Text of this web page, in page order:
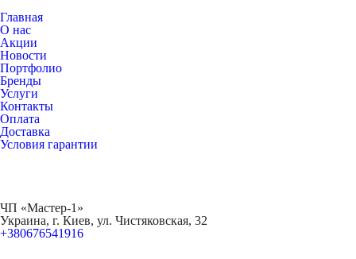
Главная
О нас
Акции
Новости
Портфолио
Бренды
Услуги
Контакты
Оплата
Доставка
Условия гарантии
ЧП «Мастер-1»
Украина, г. Киев, ул. Чистяковская, 32
+380676541916